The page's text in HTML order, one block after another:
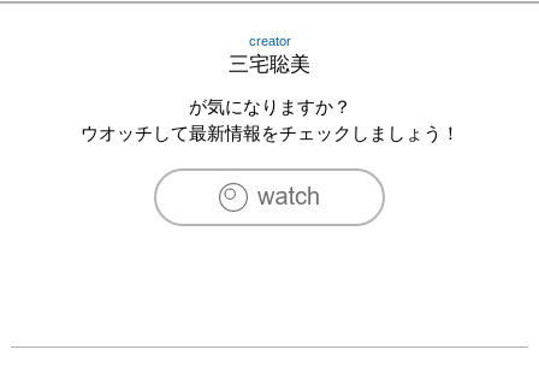
creator
三宅聡美
が気になりますか？
ウオッチして最新情報をチェックしましょう！